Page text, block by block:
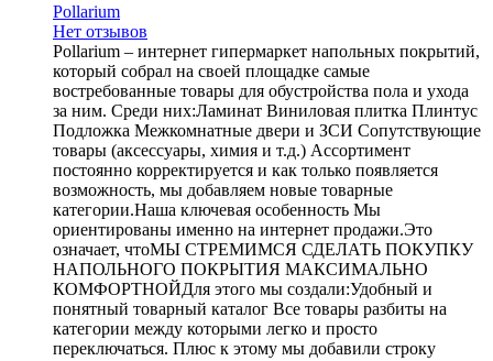
Pollarium
Нет отзывов
Pollarium – интернет гипермаркет напольных покрытий,
который собрал на своей площадке самые
востребованные товары для обустройства пола и ухода
за ним. Среди них:Ламинат Виниловая плитка Плинтус
Подложка Межкомнатные двери и ЗСИ Сопутствующие
товары (аксессуары, химия и т.д.) Ассортимент
постоянно корректируется и как только появляется
возможность, мы добавляем новые товарные
категории.Наша ключевая особенность Мы
ориентированы именно на интернет продажи.Это
означает, чтоМЫ СТРЕМИМСЯ СДЕЛАТЬ ПОКУПКУ
НАПОЛЬНОГО ПОКРЫТИЯ МАКСИМАЛЬНО
КОМФОРТНОЙДля этого мы создали:Удобный и
понятный товарный каталог Все товары разбиты на
категории между которыми легко и просто
переключаться. Плюс к этому мы добавили строку